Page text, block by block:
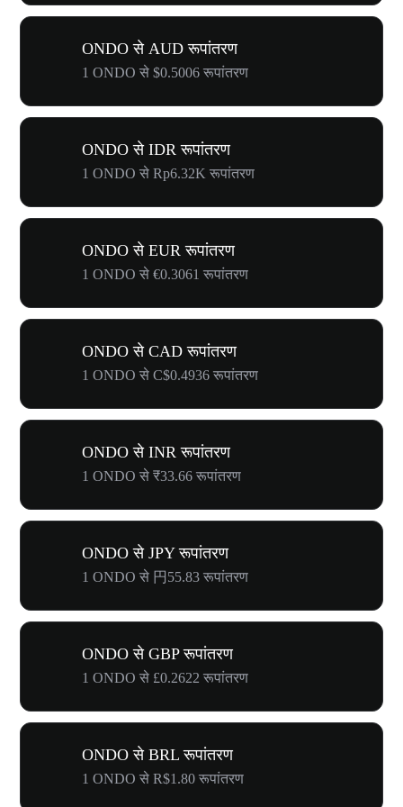
ONDO से AUD रूपांतरण
1 ONDO से $0.5006 रूपांतरण
ONDO से IDR रूपांतरण
1 ONDO से Rp6.32K रूपांतरण
ONDO से EUR रूपांतरण
1 ONDO से €0.3061 रूपांतरण
ONDO से CAD रूपांतरण
1 ONDO से C$0.4936 रूपांतरण
ONDO से INR रूपांतरण
1 ONDO से ₹33.66 रूपांतरण
ONDO से JPY रूपांतरण
1 ONDO से 円55.83 रूपांतरण
ONDO से GBP रूपांतरण
1 ONDO से £0.2622 रूपांतरण
ONDO से BRL रूपांतरण
1 ONDO से R$1.80 रूपांतरण